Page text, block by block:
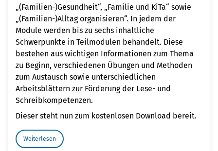
„(Familien-)Gesundheit“, „Familie und KiTa“ sowie
„(Familien-)Alltag organisieren“. In jedem der
Module werden bis zu sechs inhaltliche
Schwerpunkte in Teilmodulen behandelt. Diese
bestehen aus wichtigen Informationen zum Thema
zu Beginn, verschiedenen Übungen und Methoden
zum Austausch sowie unterschiedlichen
Arbeitsblättern zur Förderung der Lese- und
Schreibkompetenzen.
Dieser steht nun zum kostenlosen Download bereit.
Weiterlesen